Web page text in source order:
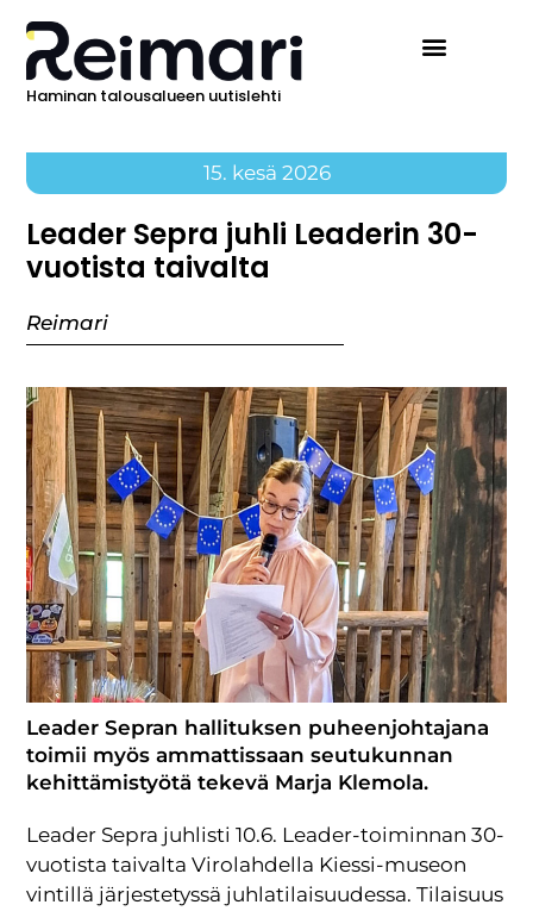
Haminan talousalueen uutislehti
15. kesä 2026
Leader Sepra juhli Leaderin 30-
vuotista taivalta
Reimari
Leader Sepran hallituksen puheenjohtajana
toimii myös ammattissaan seutukunnan
kehittämistyötä tekevä Marja Klemola.
Leader Sepra juhlisti 10.6. Leader-toiminnan 30-
vuotista taivalta Virolahdella Kiessi-museon
vintillä järjestetyssä juhlatilaisuudessa. Tilaisuus